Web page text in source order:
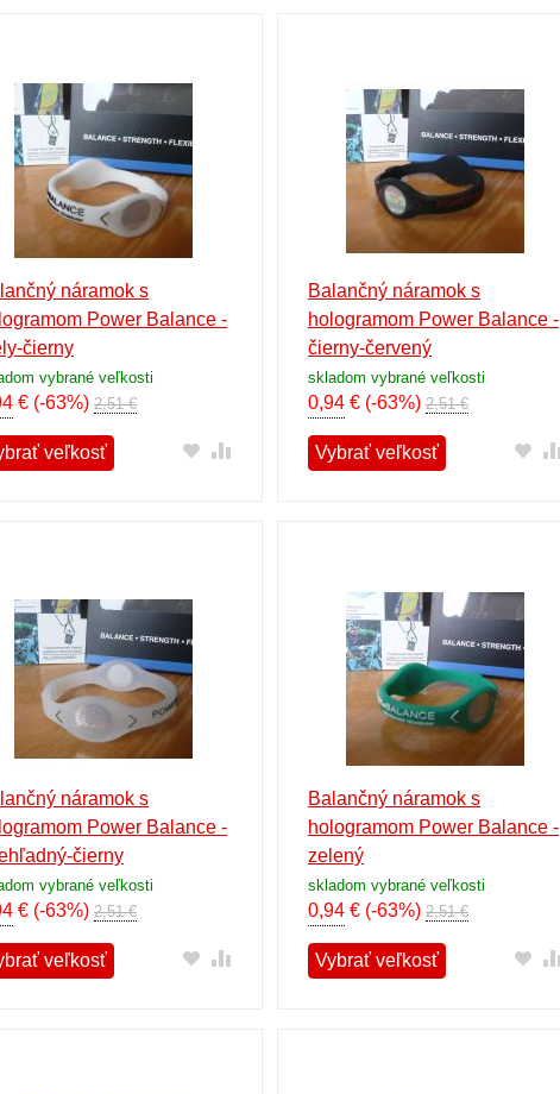
náramok s
Power Balance -
čierny
vybrané veľkosti
€ (-63%) 2,51 €
veľkosť
Balančný náramok s
hologramom Power Balance -
čierny-červený
skladom vybrané veľkosti
0,94€ (-63%) 2,51 €
Vybrať veľkosť
náramok s
Power Balance -
čierny
vybrané veľkosti
€ (-63%) 2,51 €
veľkosť
Balančný náramok s
hologramom Power Balance -
zelený
skladom vybrané veľkosti
0,94€ (-63%) 2,51 €
Vybrať veľkosť